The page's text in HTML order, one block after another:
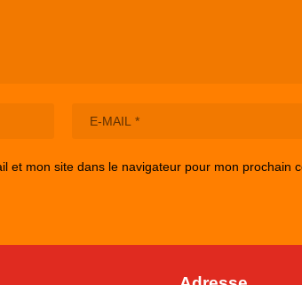
et mon site dans le navigateur pour mon prochain